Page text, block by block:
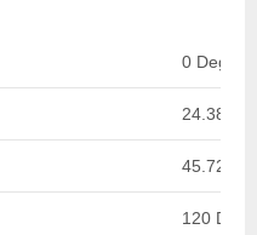
0
24.38 m
45.72 m
120